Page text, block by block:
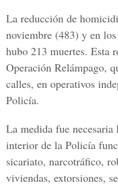
La reducción de
noviembre (483) y en
hubo 213 muertes. Esta
Operación Relámpago,
calles, en operativos
Policía.
La medida fue
interior de la Policía
sicariato, narcotráfico,
viviendas, extorsiones,